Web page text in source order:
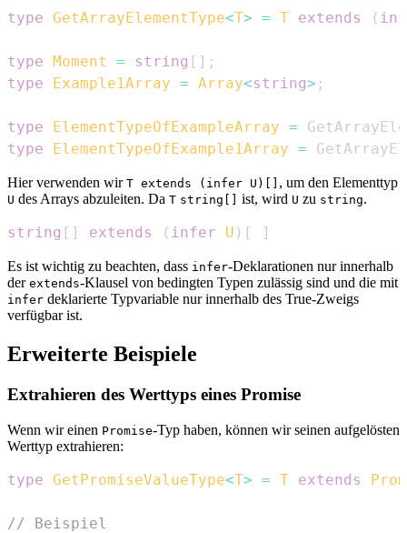
type GetArrayElementType<T> = T extends (
type Moment = string [ ] ;
type
Example1Array = Array<string> ;
type ElementTypeOfExampleArray =
type
ElementTypeOfExample1Array =
Hier verwenden wir T extends (infer U)[] , um den Elementtyp
U des Arrays abzuleiten. Da T string[] ist, wird U zu string.
string [ ] extends ( infer U ) [ ]
Es ist wichtig zu beachten, dass infer-Deklarationen nur innerhalb
der extends-Klausel von bedingten Typen zulässig sind und die mit
infer deklarierte Typvariable nur innerhalb des True-Zweigs
verfügbar ist.
Erweiterte Beispiele
Extrahieren des Werttyps eines Promise
Wenn wir einen Promise-Typ haben, können wir seinen aufgelösten
Werttyp extrahieren:
type GetPromiseValueType<T> = T extends
// Beispiel